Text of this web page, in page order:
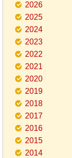
2026
2025
2024
2023
2022
2021
2020
2019
2018
2017
2016
2015
2014